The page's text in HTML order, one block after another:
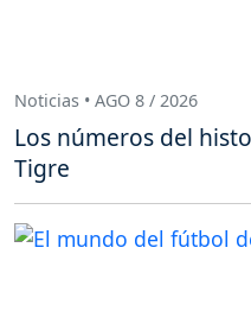
Noticias • AGO 8 / 2026
Los números del
Tigre